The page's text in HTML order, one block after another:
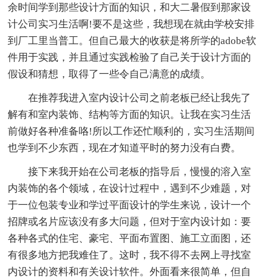
余时间学到那些设计方面的知识，和大二暑假到那家设
计公司实习生活啊!要不是这些，我想现在就由学校安排
到厂工里当普工。但自己最大的收获是将所学的adobe软
件用于实践，并且通过实践检验了自己关于设计方面的
假设和猜想，取得了一些令自己满意的成绩。
在推荐我进入室内设计公司之前老板已经让我先了
解有和室内装饰、结构等方面的知识。让我在实习生活
前做好各种准备咯!所以工作还忙顺利的，实习生活期间
也学到不少东西，现在才知道平时的努力没有白费。
接下来我开始在公司老板的指导后，慢慢的溶入室
内装饰的各个领域，在设计过程中，遇到不少难题，对
于一位包装专业和学过平面设计的学生来说，设计一个
招牌或名片应该没有多大问题，但对于室内设计如：要
各种各式的住宅、豪宅、平面布置图、施工立面图，还
有很多地方把我难住了。这时，我不得不去网上寻找室
内设计的资料和有关设计软件。外面看来很简单，但自